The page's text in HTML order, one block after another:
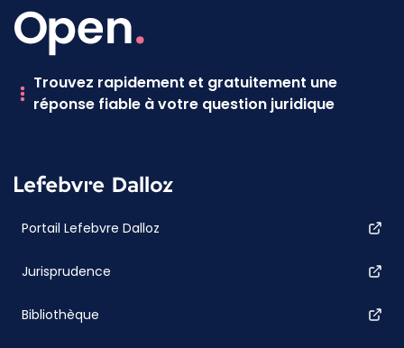
Trouvez rapidement et gratuitement une
réponse fiable à votre question juridique
Portail Lefebvre Dalloz
Jurisprudence
Bibliothèque